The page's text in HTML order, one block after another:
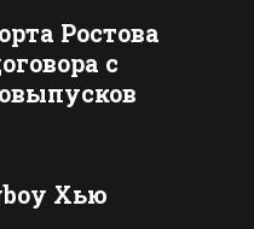
Ростова
с
Хью